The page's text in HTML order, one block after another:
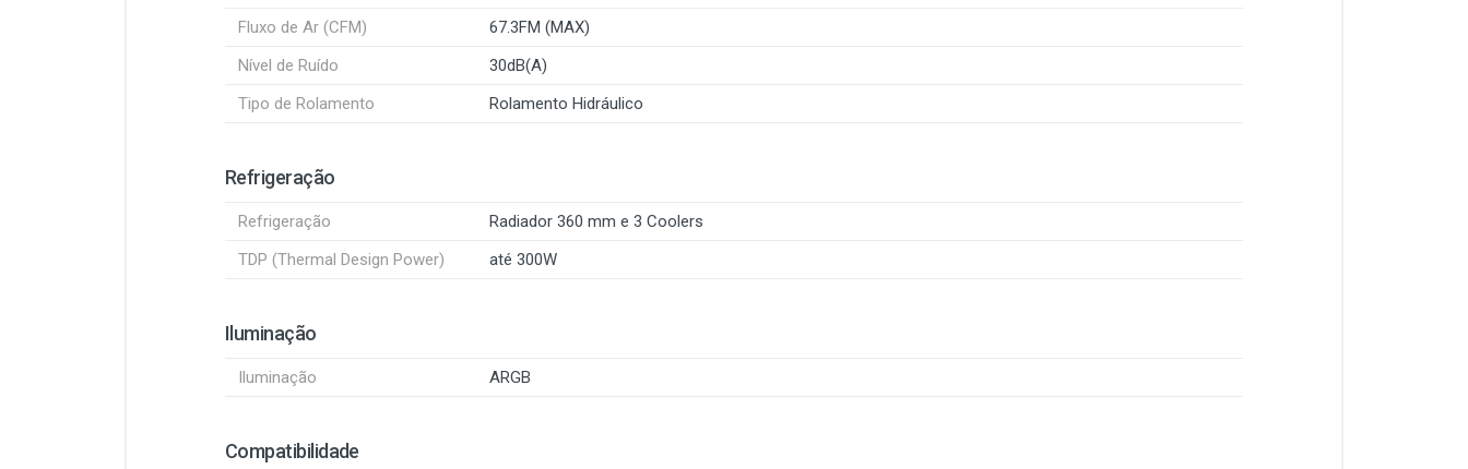
Fluxo de Ar (CFM)
67.3FM (MAX)
Nível de Ruído
30dB(A)
Tipo de Rolamento
Rolamento Hidráulico
Refrigeração
Refrigeração
Radiador 360 mm e 3 Coolers
TDP (Thermal Design Power)
até 300W
Iluminação
Iluminação ARGB
Compatibilidade